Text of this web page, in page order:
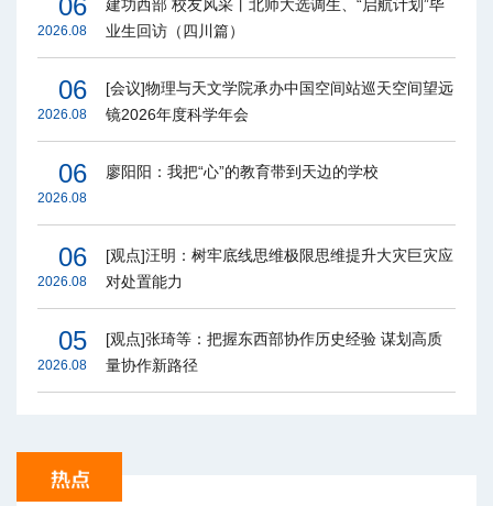
06
2026.08
建功西部 校友风采丨北师大选调生、“启航计划”毕
业生回访（四川篇）
06
2026.08
[会议]物理与天文学院承办中国空间站巡天空间望远
镜2026年度科学年会
06
2026.08
廖阳阳：我把“心”的教育带到天边的学校
06
2026.08
[观点]汪明：树牢底线思维极限思维提升大灾巨灾应
对处置能力
05
2026.08
[观点]张琦等：把握东西部协作历史经验 谋划高质
量协作新路径